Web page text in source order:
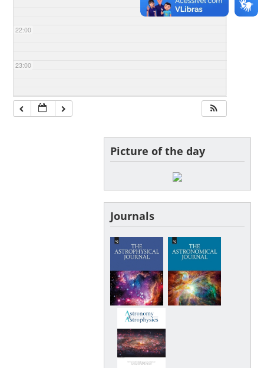
22:00
23:00
Picture of the day
Journals